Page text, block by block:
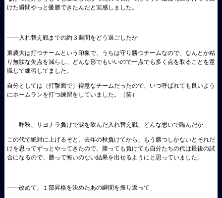
けた瞬間やっと優勝できたんだと実感しました。
――入れ替え戦までの約３週間をどう過ごしたか
東農大は打つチームという印象で、うちは守り勝つチームなので、なんとか粘
り無駄な失点を減らし、どんな形でもいいので一点でも多く点を取ることを意
識して練習してました。
自分としては（打撃面で）得意なチームだったので、いつ呼ばれても良いよう
にホームランを打つ練習をしていました。（笑）
――昨秋、サヨナラ負けで涙を飲んだ入れ替え戦、どんな思いで臨んだか
この代で絶対に上げるぞと、去年の秋負けてから、もう勝つしかないとそれだ
けを思ってずっとやってきたので。勝っても負けても自分たちの代は最後の試
合になるので、勝って悔いのない結果を出せるようにと思っていました。
――改めて、１部昇格を決めたあの瞬間を振り返って